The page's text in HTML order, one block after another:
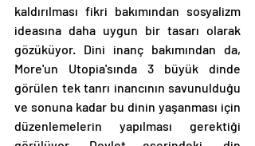
kaldırılması fikri bakımından sosyalizm
ideasına daha uygun bir tasarı olarak
gözüküyor. Dini inanç bakımından da,
More'un Utopia'sında 3 büyük dinde
görülen tek tanrı inancının savunulduğu
ve sonuna kadar bu dinin yaşanması için
düzenlemelerin yapılması gerektiği